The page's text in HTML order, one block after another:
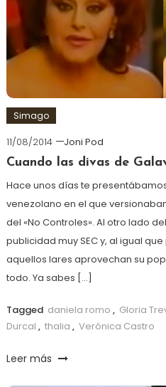
Simago
11/08/2014
Joni Pod
Cuando las divas de
Hace unos días te
venezolano en el que
del «No Controles». Al otro lado
publicidad muy SEC y, al igual
aquellos lares aprovechan su
todo. Ya sabes […]
Tagged daniela romo , Gloria
Durcal , thalia , Verónica Castro
Leer más